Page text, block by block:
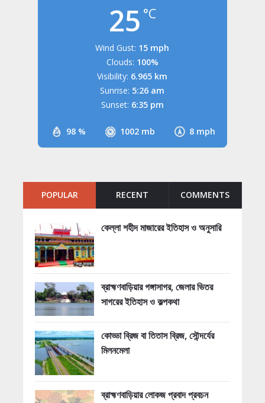
25 °C
98 % 1002 mb 8 mph
Wind Gust: 15 mph
Clouds: 100%
Visibility: 6.965 km
Sunrise: 5:26 am
Sunset: 6:35 pm
POPULAR RECENT COMMENTS
কেল্লা শহীদ মাজারের ইতিহাস ও অনুসারি
ব্রাহ্মণবাড়িয়ার গঙ্গাসাগর, জেলার ভিতর
সাগরের ইতিহাস ও কল্পকথা
কোড্ডা ব্রিজ বা তিতাস ব্রিজ, সৌন্দর্যের
মিলনমেলা
ব্রাহ্মণবাড়িয়ার লোকজ প্রবাদ প্রবচন